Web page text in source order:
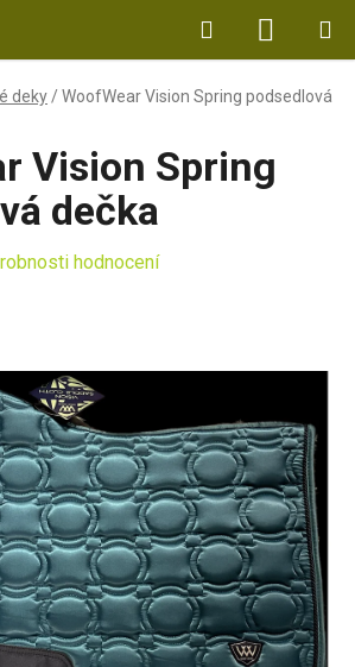
Hledat
KOŠÍK
deky /WoofWear Vision Spring podsedlová
Vision Spring
dečka
hodnocení